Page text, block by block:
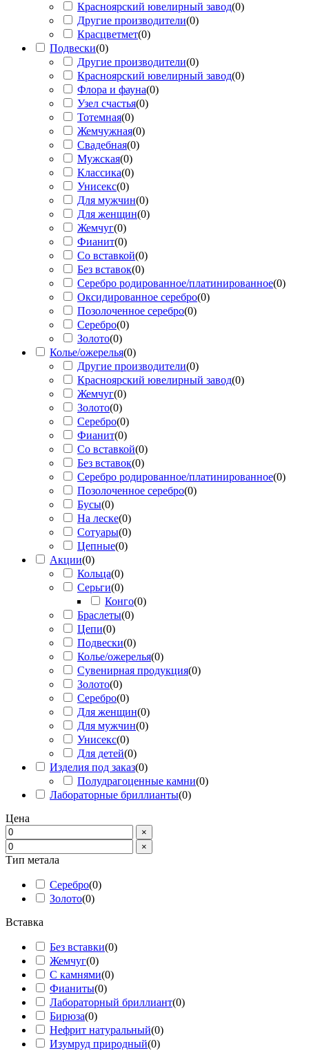
Красноярский ювелирный завод(0)
Другие производители(0)
Красцветмет(0)
Подвески(0)
Другие производители(0)
Красноярский ювелирный завод(0)
Флора и фауна(0)
Узел счастья(0)
Тотемная(0)
Жемчужная(0)
Свадебная(0)
Мужская(0)
Классика(0)
Унисекс(0)
Для мужчин(0)
Для женщин(0)
Жемчуг(0)
Фианит(0)
Со вставкой(0)
Без вставок(0)
Серебро родированное/платинированное(0)
Оксидированное серебро(0)
Позолоченное серебро(0)
Серебро(0)
Золото(0)
Колье/ожерелья(0)
Другие производители(0)
Красноярский ювелирный завод(0)
Жемчуг(0)
Золото(0)
Серебро(0)
Фианит(0)
Со вставкой(0)
Без вставок(0)
Серебро родированное/платинированное(0)
Позолоченное серебро(0)
Бусы(0)
На леске(0)
Сотуары(0)
Цепные(0)
Акции(0)
Кольца(0)
Серьги(0)
Конго(0)
Браслеты(0)
Цепи(0)
Подвески(0)
Колье/ожерелья(0)
Сувенирная продукция(0)
Золото(0)
Серебро(0)
Для женщин(0)
Для мужчин(0)
Унисекс(0)
Для детей(0)
Изделия под заказ(0)
Полудрагоценные камни(0)
Лабораторные бриллианты(0)
Цена
×
×
Тип метала
Серебро(0)
Золото(0)
Вставка
Без вставки(0)
Жемчуг(0)
С камнями(0)
Фианиты(0)
Лабораторный бриллиант(0)
Бирюза(0)
Нефрит натуральный(0)
Изумруд природный(0)